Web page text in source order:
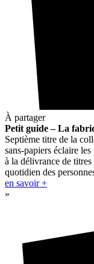
À partager
Petit guide – La
Septième titre de la
sans-papiers éclaire
à la délivrance de
quotidien des
en savoir +
»